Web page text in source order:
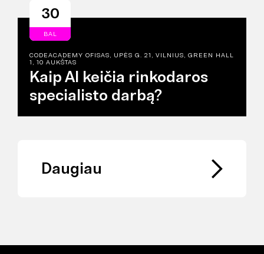
30
BAL
CODEACADEMY OFISAS, UPĖS G. 21, VILNIUS, GREEN HALL
1, 10 AUKŠTAS
Kaip AI keičia rinkodaros
specialisto darbą?
Daugiau